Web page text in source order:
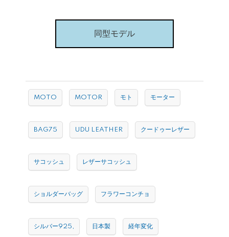
同型モデル
MOTO MOTOR モト モーター
BAG75 UDU LEATHER クードゥーレザー
サコッシュ レザーサコッシュ
ショルダーバッグ フラワーコンチョ
シルバー925, 日本製 経年変化